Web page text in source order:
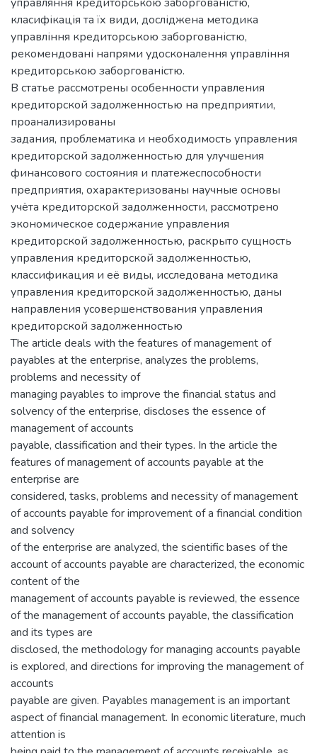
класифікація та їх види, досліджена методика
управління кредиторською заборгованістю,
рекомендовані напрями удосконалення управління
кредиторською заборгованістю.
В статье рассмотрены особенности управления
кредиторской задолженностью на предприятии,
проанализированы
задания, проблематика и необходимость управления
кредиторской задолженностью для улучшения
финансового состояния и платежеспособности
предприятия, охарактеризованы научные основы
учёта кредиторской задолженности, рассмотрено
экономическое содержание управления
кредиторской задолженностью, раскрыто сущность
управления кредиторской задолженностью,
классификация и её виды, исследована методика
управления кредиторской задолженностью, даны
направления усовершенствования управления
кредиторской задолженностью
The article deals with the features of management of
payables at the enterprise, analyzes the problems,
problems and necessity of
managing payables to improve the financial status and
solvency of the enterprise, discloses the essence of
management of accounts
payable, classification and their types. In the article the
features of management of accounts payable at the
enterprise are
considered, tasks, problems and necessity of management
of accounts payable for improvement of a financial condition
and solvency
of the enterprise are analyzed, the scientific bases of the
account of accounts payable are characterized, the economic
content of the
management of accounts payable is reviewed, the essence
of the management of accounts payable, the classification
and its types are
disclosed, the methodology for managing accounts payable
is explored, and directions for improving the management of
accounts
payable are given. Payables management is an important
aspect of financial management. In economic literature, much
attention is